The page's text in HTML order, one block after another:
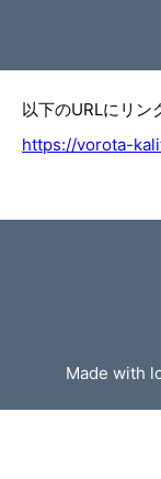
以下のURLにリン
https://vorota-
Made with